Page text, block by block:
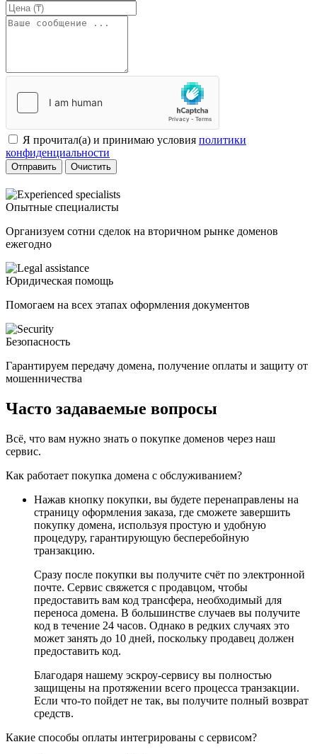
Я прочитал(а) и принимаю условия политики
конфиденциальности
Отправить Очистить
Опытные специалисты
Организуем сотни сделок на вторичном рынке доменов
ежегодно
Юридическая помощь
Помогаем на всех этапах оформления документов
Безопасность
Гарантируем передачу домена, получение оплаты и защиту от
мошенничества
Часто задаваемые вопросы
Всё, что вам нужно знать о покупке доменов через наш
сервис.
Как работает покупка домена с обслуживанием?
Нажав кнопку покупки, вы будете перенаправлены на
страницу оформления заказа, где сможете завершить
покупку домена, используя простую и удобную
процедуру, гарантирующую бесперебойную
транзакцию.
Сразу после покупки вы получите счёт по электронной
почте. Сервис свяжется с продавцом, чтобы
предоставить вам код трансфера, необходимый для
переноса домена. В большинстве случаев вы получите
код в течение 24 часов. Однако в редких случаях это
может занять до 10 дней, поскольку продавец должен
предоставить код.
Благодаря нашему эскроу-сервису вы полностью
защищены на протяжении всего процесса транзакции.
Если что-то пойдет не так, вы получите полный возврат
средств.
Какие способы оплаты интегрированы с сервисом?